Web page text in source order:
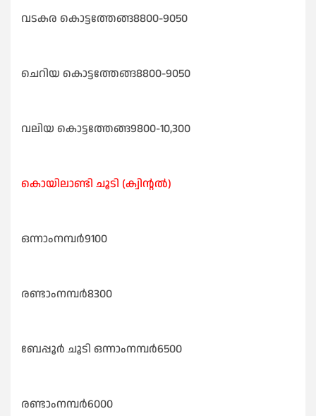
വടകര കൊട്ടത്തേങ്ങ8800-9050
ചെറിയ കൊട്ടത്തേങ്ങ8800-9050
വലിയ കൊട്ടത്തേങ്ങ9800-10,300
കൊയിലാണ്ടി ചൂടി (ക്വിന്റൽ)
ഒന്നാംനമ്പർ9100
രണ്ടാംനമ്പർ8300
ബേപ്പൂർ ചൂടി ഒന്നാംനമ്പർ6500
രണ്ടാംനമ്പർ6000